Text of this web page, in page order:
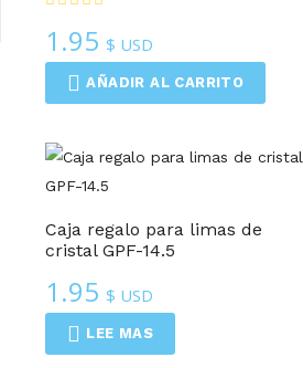
1.95 $ USD
AÑADIR AL CARRITO
Caja regalo para limas de
cristal GPF-14.5
1.95 $ USD
LEE MAS